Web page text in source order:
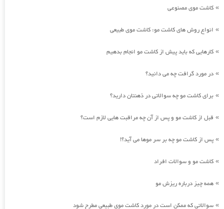
» کاشت موی مصنوعی
» انواع روش های کاشت مو: کاشت موی طبیعی
» کارهایی که باید پیش از کاشت مو انجام بدهیم
» در مورد گرافت چه می دانید؟
» برای کاشت مو چه سوالاتی در ذهنتان دارید؟
» قبل از کاشت مو و پس از آن چه مراقبت هایی لازم است؟
» پس از کاشت مو چه بر سر موها می آید؟!
» کاشت مو و سوالات افراد
» همه چیز درباره ریزش مو
» سوالاتی که ممکن است در مورد کاشت موی طبیعی مطرح شود